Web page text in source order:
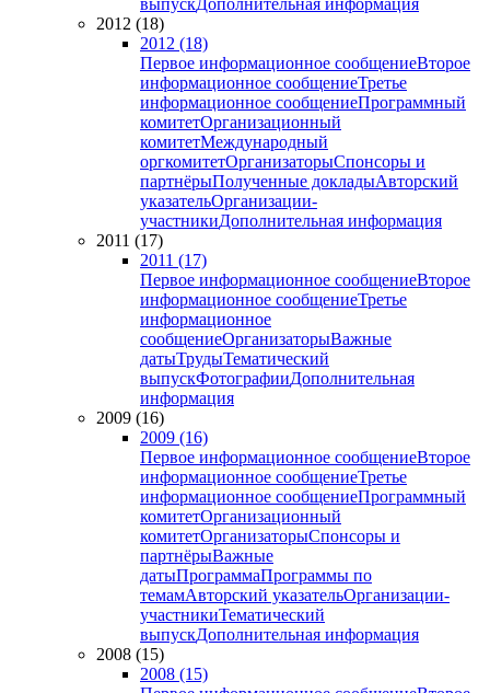
выпускДополнительная информация
2012 (18)
2012 (18)
Первое информационное сообщениеВторое
информационное сообщениеТретье
информационное сообщениеПрограммный
комитетОрганизационный
комитетМеждународный
оргкомитетОрганизаторыСпонсоры и
партнёрыПолученные докладыАвторский
указательОрганизации-
участникиДополнительная информация
2011 (17)
2011 (17)
Первое информационное сообщениеВторое
информационное сообщениеТретье
информационное
сообщениеОрганизаторыВажные
датыТрудыТематический
выпускФотографииДополнительная
информация
2009 (16)
2009 (16)
Первое информационное сообщениеВторое
информационное сообщениеТретье
информационное сообщениеПрограммный
комитетОрганизационный
комитетОрганизаторыСпонсоры и
партнёрыВажные
датыПрограммаПрограммы по
темамАвторский указательОрганизации-
участникиТематический
выпускДополнительная информация
2008 (15)
2008 (15)